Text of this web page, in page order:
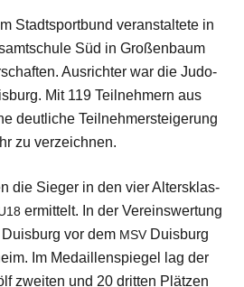
Stadt­sport­bund ver­an­stal­tete in
Süd in Gro­ßen­baum
Aus­rich­ter war die Judo­
Mit 119 Teil­neh­mern aus
deut­li­che Teil­neh­mer­stei­ge­rung
zu verzeichnen.
die Sie­ger in den vier Alters­klas­
ermit­telt. In der Ver­eins­wer­tung
Duis­burg vor dem MSV Duis­burg
Im Medail­len­spie­gel lag der
zwei­ten und 20 drit­ten Plät­zen